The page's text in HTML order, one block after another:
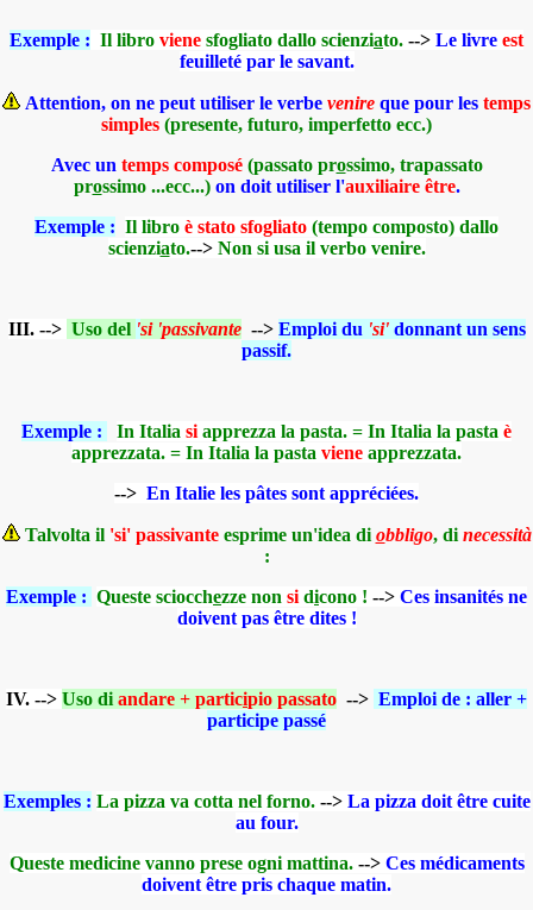
Exemple : Il libro viene sfogliato dallo scienziato. --> Le livre est
feuilleté par le savant.
Attention, on ne peut utiliser le verbe venire que pour les temps
simples (presente, futuro, imperfetto ecc.)
Avec un temps composé (passato prossimo, trapassato
prossimo ...ecc...)on doit utiliser l'auxiliaire être.
Exemple : Il libro è stato sfogliato (tempo composto) dallo
scienziato.--> Non si usa il verbo venire.
III. --> Uso del 'si 'passivante --> Emploi du 'si' donnant un sens
passif.
Exemple : In Italia si apprezza la pasta. = In Italia la pasta è
apprezzata. = In Italia la pasta viene apprezzata.
--> En Italie les pâtes sont appréciées.
Talvolta il 'si' passivanteesprime un'idea di obbligo, di necessità
:
Exemple : Queste sciocchezze non si dicono ! --> Ces insanités ne
doivent pas être dites !
IV. --> Uso di andare + participio passato --> Emploi de : aller +
participe passé
Exemples : La pizza va cotta nel forno. --> La pizza doit être cuite
au four.
Queste medicine vanno prese ogni mattina. --> Ces médicaments
doivent être pris chaque matin.